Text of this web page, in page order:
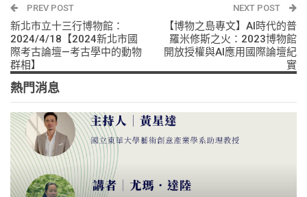
PREV POST
新北市立十三行博物館：
2024/4/18【2024新北市國
際考古論壇—考古學中的動物
群相】
NEXT POST
【博物之島專文】AI時代的普
羅米修斯之火：2023博物館
開放授權與AI應用國際論壇紀
實
熱門消息